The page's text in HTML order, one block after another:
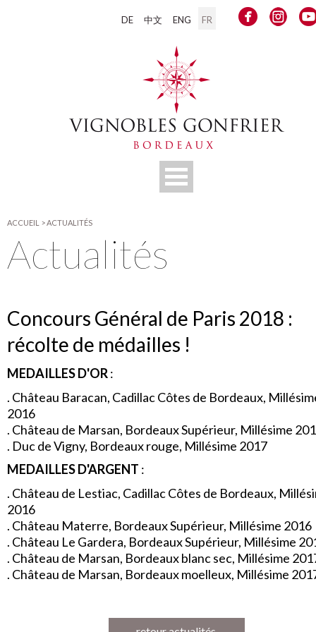
DE 中文 ENG FR
ACCUEIL >ACTUALITÉS
Actualités
Concours Général de Paris 2018 :
récolte de médailles !
MEDAILLES D'OR:
. Château Baracan, Cadillac Côtes de Bordeaux,
2016
. Château de Marsan, Bordeaux Supérieur, Millésime
. Duc de Vigny, Bordeaux rouge, Millésime 2017
MEDAILLES D'ARGENT :
. Château de Lestiac, Cadillac Côtes de Bordeaux,
2016
. Château Materre, Bordeaux Supérieur, Millésime 2016
. Château Le Gardera, Bordeaux Supérieur, Millésime
. Château de Marsan, Bordeaux blanc sec, Millésime
. Château de Marsan, Bordeaux moelleux, Millésime